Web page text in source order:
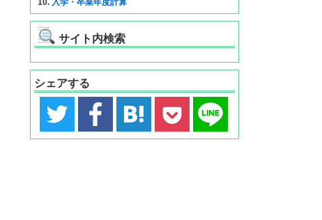
10. 入学・卒業年度計算
サイト内検索
シェアする